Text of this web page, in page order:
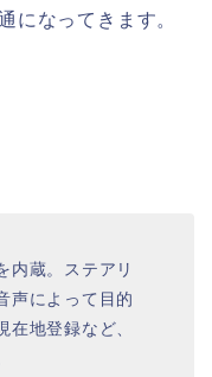
になってきます。
内蔵。ステアリ
声によって目的
地登録など、